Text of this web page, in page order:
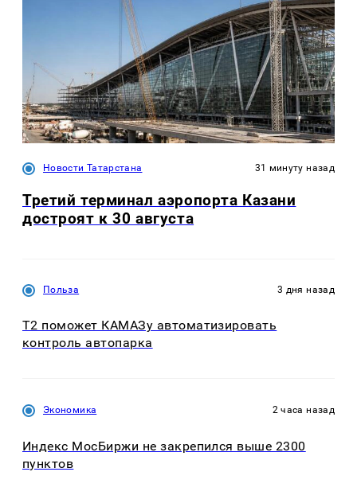
Новости Татарстана 31 минуту назад
Третий терминал аэропорта Казани
достроят к 30 августа
Польза 3 дня назад
T2 поможет КАМАЗу автоматизировать
контроль автопарка
Экономика 2 часа назад
Индекс МосБиржи не закрепился выше 2300
пунктов